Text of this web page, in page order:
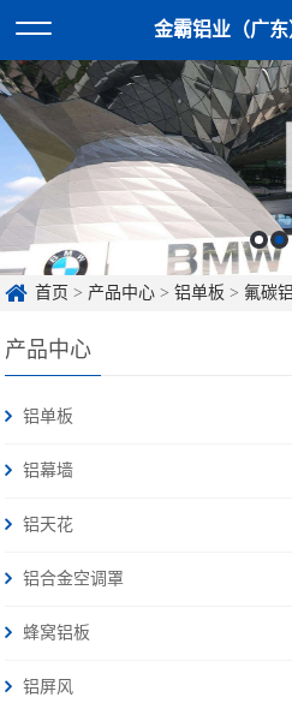
金霸铝业（广东
首页 > 产品中心 >铝单板 > 氟碳
产品中心
铝单板
铝幕墙
铝天花
铝合金空调罩
蜂窝铝板
铝屏风